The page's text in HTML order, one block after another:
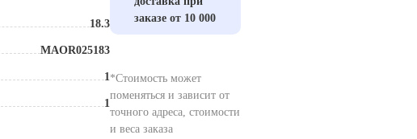
18.3
MAOR025183
1
1
Размер, мм
заказе от 10 000
*Стоимость может
поменяться и зависит от
точного адреса, стоимости
и веса заказа